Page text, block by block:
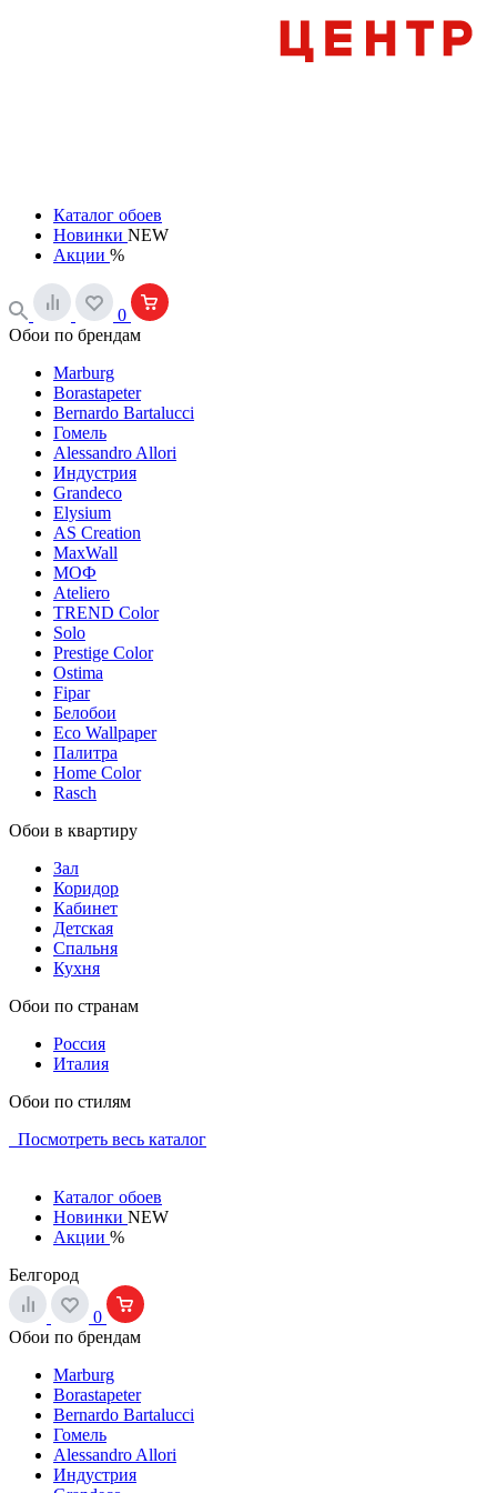
Каталог обоев
Новинки NEW
Акции %
0
Обои по брендам
Marburg
Borastapeter
Bernardo Bartalucci
Гомель
Alessandro Allori
Индустрия
Grandeco
Elysium
AS Creation
MaxWall
МОФ
Ateliero
TREND Color
Solo
Prestige Color
Ostima
Fipar
Белобои
Eco Wallpaper
Палитра
Home Color
Rasch
Обои в квартиру
Зал
Коридор
Кабинет
Детская
Спальня
Кухня
Обои по странам
Россия
Италия
Обои по стилям
Посмотреть весь каталог
Каталог обоев
Новинки NEW
Акции %
Белгород
0
Обои по брендам
Marburg
Borastapeter
Bernardo Bartalucci
Гомель
Alessandro Allori
Индустрия